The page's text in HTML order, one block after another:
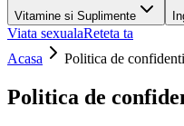
Vitamine si Suplimente
Viata sexualaReteta ta
Acasa
Politica de
Politica de